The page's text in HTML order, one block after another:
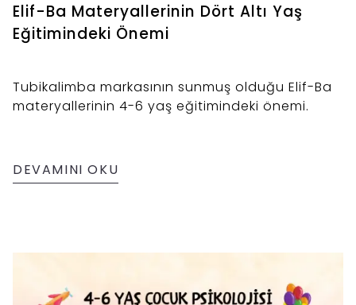
Elif-Ba Materyallerinin Dört Altı Yaş
Eğitimindeki Önemi
Tubikalimba markasının sunmuş olduğu Elif-Ba
materyallerinin 4-6 yaş eğitimindeki önemi.
DEVAMINI OKU